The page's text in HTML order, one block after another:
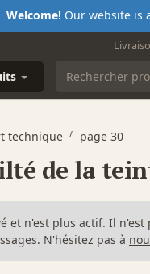
Welcome!Our website is
technique page 30
de la
et n'est plus actif. Il
N'hésitez pas à